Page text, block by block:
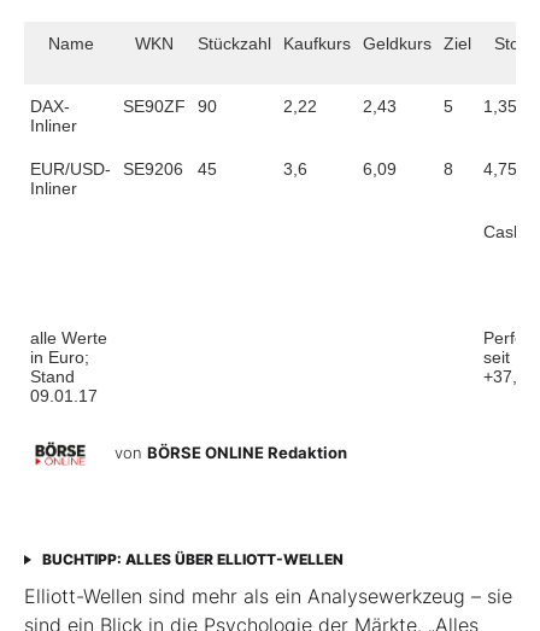
Name WKN Stückzahl Kaufkurs Geldkurs Ziel
DAX-
Inliner
SE90ZF 90 2,22 2,43 5 1,35
EUR/USD-
Inliner
SE9206 45 3,6 6,09 8 4,75
Cash
alle Werte
in Euro;
Stand
09.01.17
seit
+37,1%
von BÖRSE ONLINE Redaktion
BUCHTIPP: ALLES ÜBER ELLIOTT-WELLEN
Elliott-Wellen sind mehr als ein Analysewerkzeug – sie
sind ein Blick in die Psychologie der Märkte. „Alles